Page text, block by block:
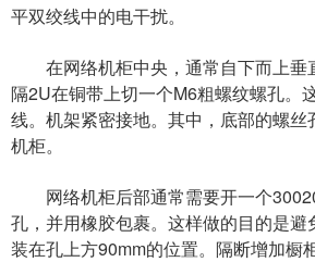
平双绞线中的电干扰。
在网络机柜中央，通常自下而上垂
隔2U在铜带上切一个M6粗螺纹螺孔。
线。机架紧密接地。其中，底部的螺丝
机柜。
网络机柜后部通常需要开一个
孔，并用橡胶包裹。这样做的目的是
装在孔上方90mm的位置。隔断增加橱